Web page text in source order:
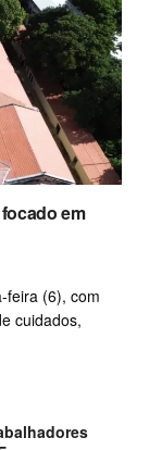
em
feira (6), com
cuidados,